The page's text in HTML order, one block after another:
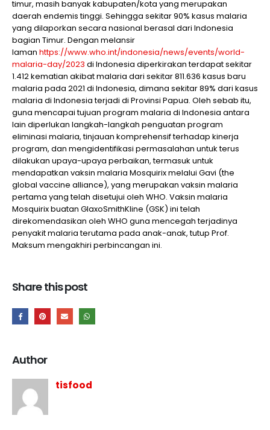
timur, masih banyak kabupaten/kota yang merupakan
daerah endemis tinggi. Sehingga sekitar 90% kasus malaria
yang dilaporkan secara nasional berasal dari Indonesia
bagian Timur. Dengan melansir
laman https://www.who.int/indonesia/news/events/world-
malaria-day/2023 di Indonesia diperkirakan terdapat sekitar
1.412 kematian akibat malaria dari sekitar 811.636 kasus baru
malaria pada 2021 di Indonesia, dimana sekitar 89% dari kasus
malaria di Indonesia terjadi di Provinsi Papua. Oleh sebab itu,
guna mencapai tujuan program malaria di Indonesia antara
lain diperlukan langkah-langkah penguatan program
eliminasi malaria, tinjauan komprehensif terhadap kinerja
program, dan mengidentifikasi permasalahan untuk terus
dilakukan upaya-upaya perbaikan, termasuk untuk
mendapatkan vaksin malaria Mosquirix melalui Gavi (the
global vaccine alliance), yang merupakan vaksin malaria
pertama yang telah disetujui oleh WHO. Vaksin malaria
Mosquirix buatan GlaxoSmithKline (GSK) ini telah
direkomendasikan oleh WHO guna mencegah terjadinya
penyakit malaria terutama pada anak-anak, tutup Prof.
Maksum mengakhiri perbincangan ini.
Share this post
Author
tisfood